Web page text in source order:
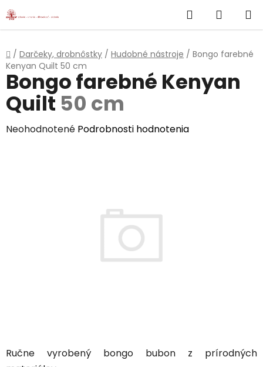
Prejsť
na
Hľadať
KOŠÍK
Domov
/ Darčeky, drobnôstky / Hudobné nástroje / Bongo farebné
Kenyan Quilt 50 cm
Ručne vyrobený bongo bubon z prírodných
Bongo farebné Kenyan
Quilt 50 cm
Priemerné
Neohodnotené Podrobnosti hodnotenia